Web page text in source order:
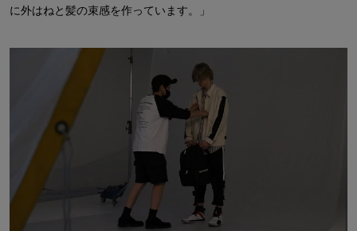
に外はねと髪の束感を作っています。」